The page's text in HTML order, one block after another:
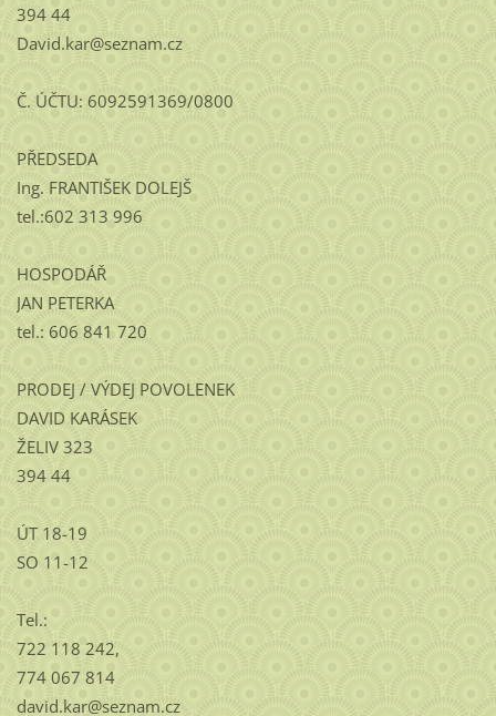
394 44
David.kar@seznam.cz
Č. ÚČTU: 6092591369/0800
PŘEDSEDA
Ing. FRANTIŠEK DOLEJŠ
tel.:602 313 996
HOSPODÁŘ
JAN PETERKA
tel.: 606 841 720
PRODEJ / VÝDEJ POVOLENEK
DAVID KARÁSEK
ŽELIV 323
394 44
ÚT 18-19
SO 11-12
Tel.:
722 118 242,
774 067 814
david.kar@seznam.cz